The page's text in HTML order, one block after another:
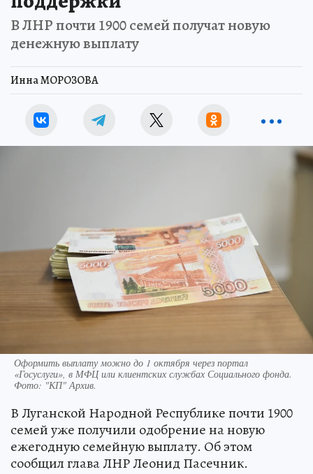
В ЛНР почти 1900 семей получат новую
денежную выплату
Инна МОРОЗОВА
Оформить выплату можно до 1 октября через портал
«Госуслуги», в МФЦ или клиентских службах Социального фонда.
Фото: "КП" Архив.
В Луганской Народной Республике почти 1900
семей уже получили одобрение на новую
ежегодную семейную выплату. Об этом
сообщил глава ЛНР Леонид Пасечник.